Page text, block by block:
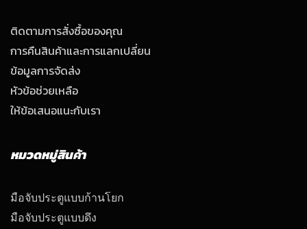
ติดตามการสั่งซื้อของคุณ
การคืนสินค้าและการแลกเปลี่ยน
ข้อมูลการจัดส่ง
หัวข้อช่วยเหลือ
ให้ข้อเสนอแนะกับเรา
หมวดหมู่สินค้า
มือจับประตูแบบก้านโยก
มือจับประตูแบบดึง